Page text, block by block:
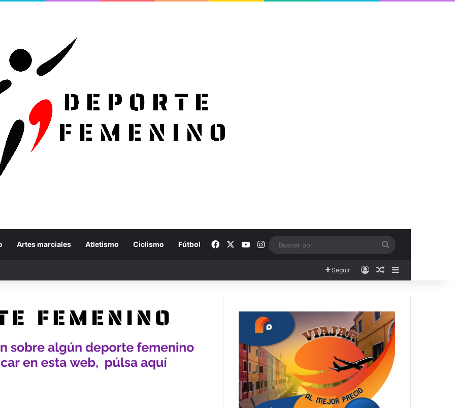
Artes marciales Atletismo Ciclismo Fútbol Facebook YouTubeInstagram
Seguir AccesoPublicación al